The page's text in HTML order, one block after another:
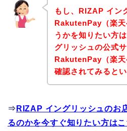
もし、RIZAP イン
RakutenPay（楽
うかを知りたい方
グリッシュの公式
RakutenPay（楽
確認されてみると
⇒ RIZAP イングリッシュのお
るのかを今すぐ知りたい方は